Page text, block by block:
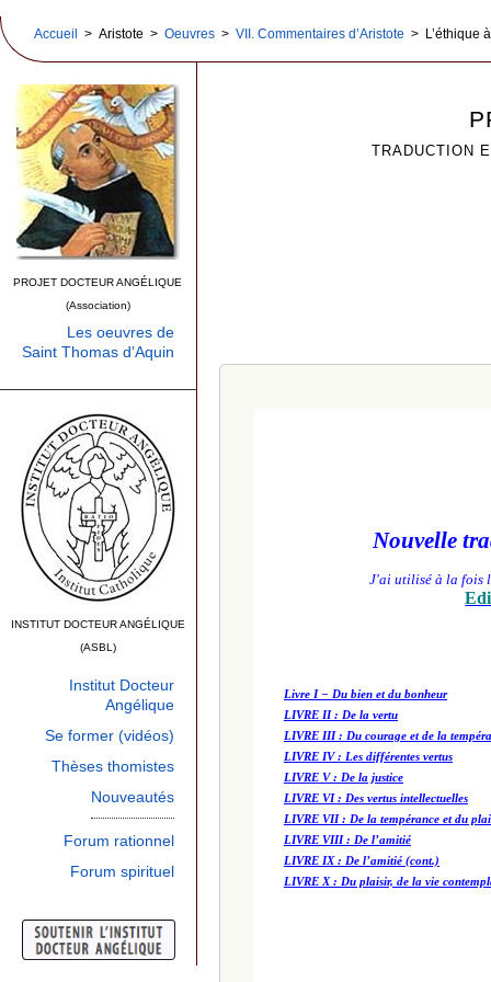
Accueil > Aristote > Oeuvres > VII. Commentaires d’Aristote > L’éthique
PROJET DOCTEUR ANGÉLIQUE
(Association)
Les oeuvres de
Saint Thomas d’Aquin
INSTITUT DOCTEUR ANGÉLIQUE
(ASBL)
Institut Docteur
Angélique
Se former (vidéos)
Thèses thomistes
Nouveautés
Forum rationnel
Forum spirituel
TRADUCTION